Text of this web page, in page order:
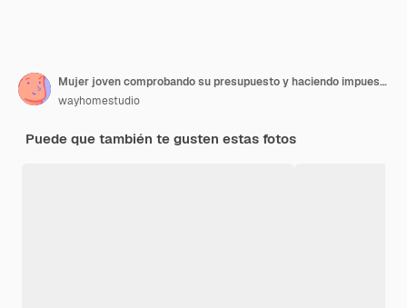
Mujer joven comprobando su presupuesto y haciendo impuestos
wayhomestudio
Puede que también te gusten estas fotos